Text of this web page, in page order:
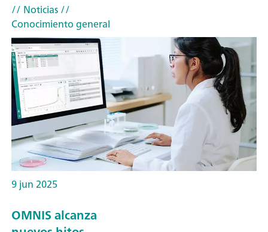
// Noticias//
Conocimiento general
9 jun 2025
OMNIS alcanza